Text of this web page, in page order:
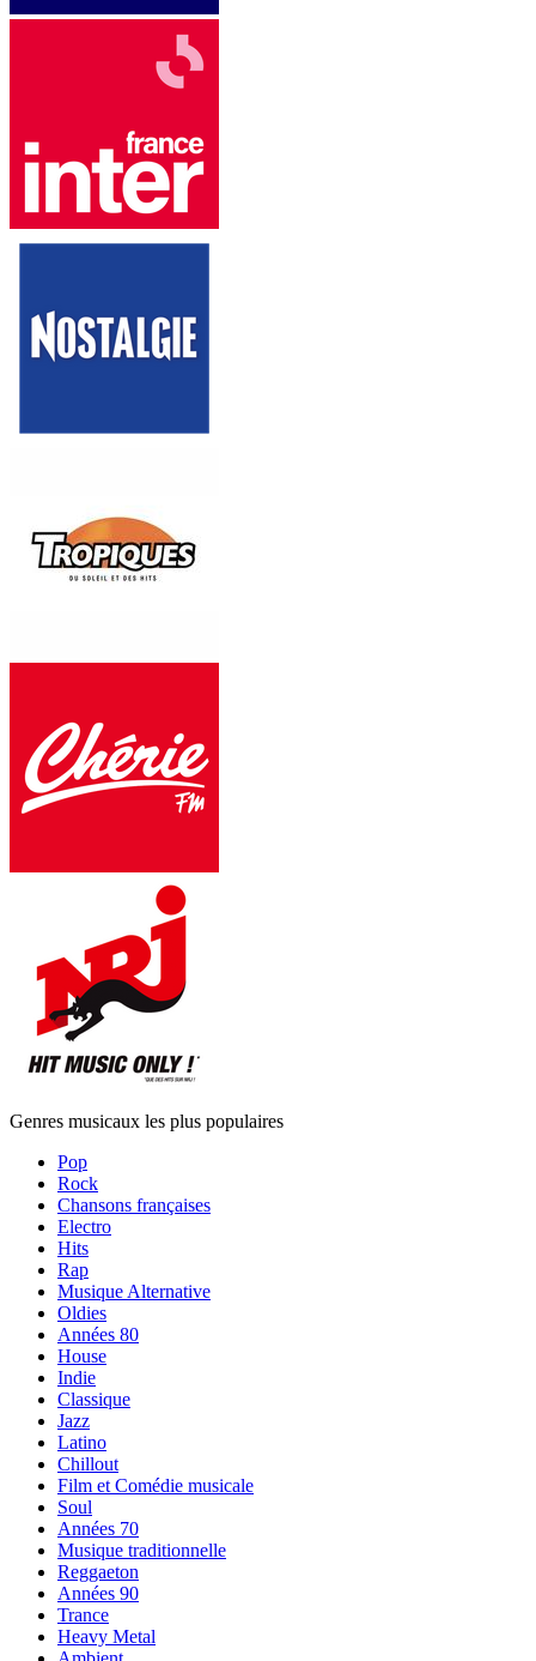
Genres musicaux les plus populaires
Pop
Rock
Chansons françaises
Electro
Hits
Rap
Musique Alternative
Oldies
Années 80
House
Indie
Classique
Jazz
Latino
Chillout
Film et Comédie musicale
Soul
Années 70
Musique traditionnelle
Reggaeton
Années 90
Trance
Heavy Metal